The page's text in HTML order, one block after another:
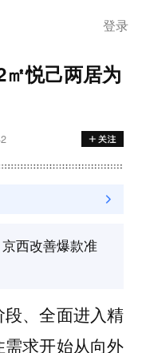
登录
悦己两居为
西改善爆款准
、全面进入精
求开始从向外